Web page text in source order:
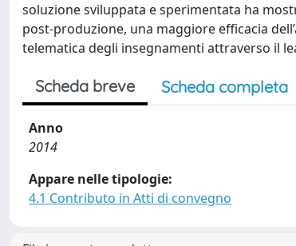
soluzione sviluppata e sperimentata ha
post-produzione, una maggiore efficacia
telematica degli insegnamenti attraverso il
Scheda breve Scheda completa
Anno
2014
Appare nelle tipologie:
4.1 Contributo in Atti di convegno